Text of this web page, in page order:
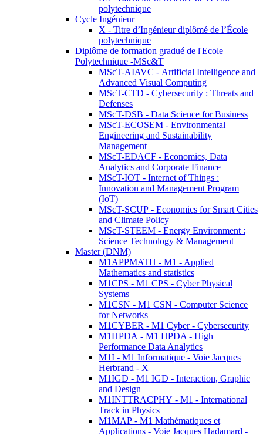
polytechnique
Cycle Ingénieur
X - Titre d’Ingénieur diplômé de l’École
polytechnique
Diplôme de formation gradué de l'Ecole
Polytechnique -MSc&T
MScT-AIAVC - Artificial Intelligence and
Advanced Visual Computing
MScT-CTD - Cybersecurity : Threats and
Defenses
MScT-DSB - Data Science for Business
MScT-ECOSEM - Environmental
Engineering and Sustainability
Management
MScT-EDACF - Economics, Data
Analytics and Corporate Finance
MScT-IOT - Internet of Things :
Innovation and Management Program
(IoT)
MScT-SCUP - Economics for Smart Cities
and Climate Policy
MScT-STEEM - Energy Environment :
Science Technology & Management
Master (DNM)
M1APPMATH - M1 - Applied
Mathematics and statistics
M1CPS - M1 CPS - Cyber Physical
Systems
M1CSN - M1 CSN - Computer Science
for Networks
M1CYBER - M1 Cyber - Cybersecurity
M1HPDA - M1 HPDA - High
Performance Data Analytics
M1I - M1 Informatique - Voie Jacques
Herbrand - X
M1IGD - M1 IGD - Interaction, Graphic
and Design
M1INTTRACPHY - M1 - International
Track in Physics
M1MAP - M1 Mathématiques et
Applications - Voie Jacques Hadamard -